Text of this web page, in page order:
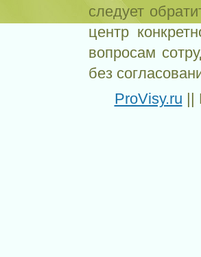
следует
центр
вопросам
без
ProVisy.ru ||